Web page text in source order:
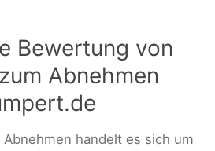
Bewertung von
Abnehmen
handelt es sich um